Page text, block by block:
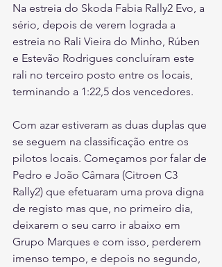
Na estreia do Skoda Fabia Rally2 Evo, a
sério, depois de verem lograda a
estreia no Rali Vieira do Minho, Rúben
e Estevão Rodrigues concluíram este
rali no terceiro posto entre os locais,
terminando a 1:22,5 dos vencedores.
Com azar estiveram as duas duplas que
se seguem na classificação entre os
pilotos locais. Começamos por falar de
Pedro e João Câmara (Citroen C3
Rally2) que efetuaram uma prova digna
de registo mas que, no primeiro dia,
deixarem o seu carro ir abaixo em
Grupo Marques e com isso, perderem
imenso tempo, e depois no segundo,